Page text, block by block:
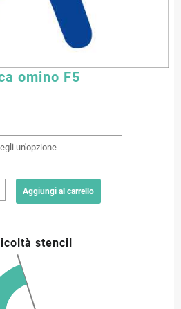
omino F5
Fascia
di
prezzo:
a
29,00 €
Aggiungi al carrello
stencil